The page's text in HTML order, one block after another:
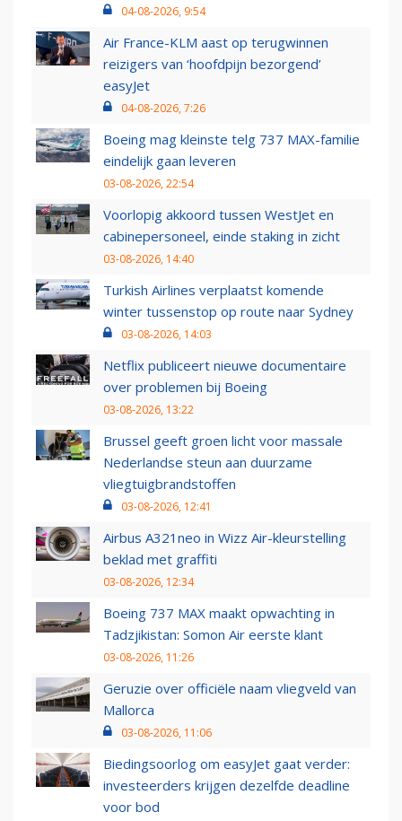
04-08-2026, 9:54
Air France-KLM aast op terugwinnen
reizigers van ‘hoofdpijn bezorgend’
easyJet
04-08-2026, 7:26
Boeing mag kleinste telg 737 MAX-familie
eindelijk gaan leveren
03-08-2026, 22:54
Voorlopig akkoord tussen WestJet en
cabinepersoneel, einde staking in zicht
03-08-2026, 14:40
Turkish Airlines verplaatst komende
winter tussenstop op route naar Sydney
03-08-2026, 14:03
Netflix publiceert nieuwe documentaire
over problemen bij Boeing
03-08-2026, 13:22
Brussel geeft groen licht voor massale
Nederlandse steun aan duurzame
vliegtuigbrandstoffen
03-08-2026, 12:41
Airbus A321neo in Wizz Air-kleurstelling
beklad met graffiti
03-08-2026, 12:34
Boeing 737 MAX maakt opwachting in
Tadzjikistan: Somon Air eerste klant
03-08-2026, 11:26
Geruzie over officiële naam vliegveld van
Mallorca
03-08-2026, 11:06
Biedingsoorlog om easyJet gaat verder:
investeerders krijgen dezelfde deadline
voor bod